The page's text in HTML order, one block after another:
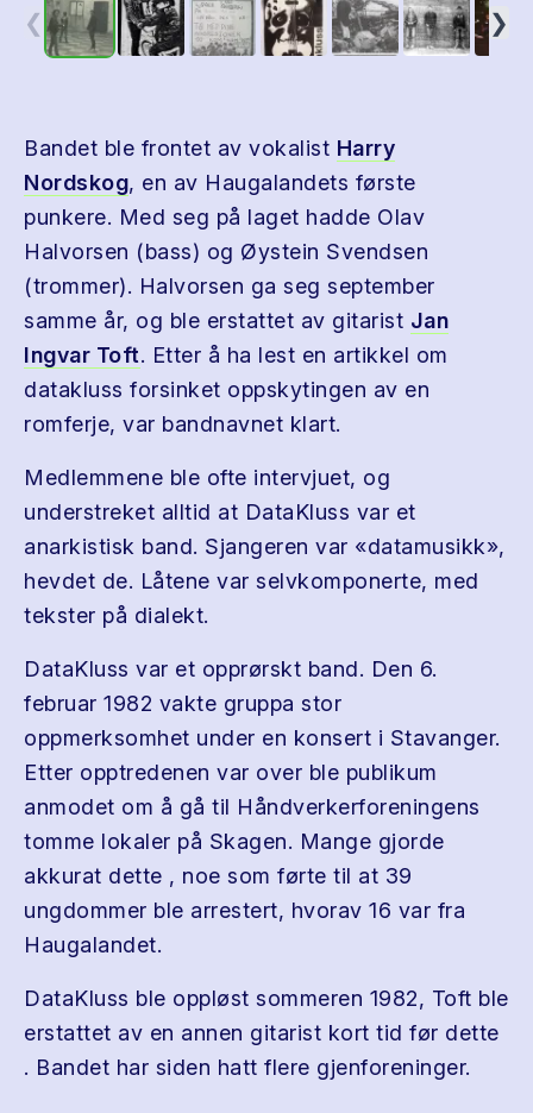
❮ ❯
Bandet ble frontet av vokalist Harry
Nordskog, en av Haugalandets første
punkere. Med seg på laget hadde Olav
Halvorsen (bass) og Øystein Svendsen
(trommer). Halvorsen ga seg september
samme år, og ble erstattet av gitarist Jan
Ingvar Toft. Etter å ha lest en artikkel om
datakluss forsinket oppskytingen av en
romferje, var bandnavnet klart.
Medlemmene ble ofte intervjuet, og
understreket alltid at DataKluss var et
anarkistisk band. Sjangeren var «datamusikk»,
hevdet de. Låtene var selvkomponerte, med
tekster på dialekt.
DataKluss var et opprørskt band. Den 6.
februar 1982 vakte gruppa stor
oppmerksomhet under en konsert i Stavanger.
Etter opptredenen var over ble publikum
anmodet om å gå til Håndverkerforeningens
tomme lokaler på Skagen. Mange gjorde
akkurat dette , noe som førte til at 39
ungdommer ble arrestert, hvorav 16 var fra
Haugalandet.
DataKluss ble oppløst sommeren 1982, Toft ble
erstattet av en annen gitarist kort tid før dette
. Bandet har siden hatt flere gjenforeninger.